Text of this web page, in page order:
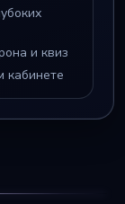
и квиз
кабинете